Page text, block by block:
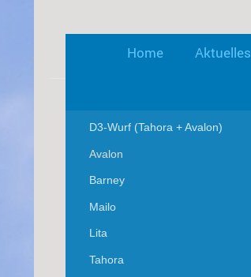
Home Aktuelles
D3-Wurf (Tahora + Avalon)
Avalon
Barney
Mailo
Lita
Tahora